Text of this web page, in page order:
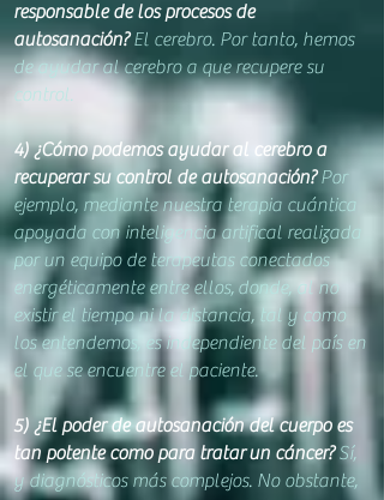
responsable de los procesos de
autosanación? El cerebro. Por tanto, hemos
de ayudar al cerebro a que recupere su
control.
4) ¿Cómo podemos ayudar al cerebro a
recuperar su control de autosanación? Por
ejemplo, mediante nuestra terapia cuántica
apoyada con inteligencia artifical realizada
por un equipo de terapeutas conectados
energéticamente entre ellos,donde, al no
existir el tiempo ni la distancia, tal y como
los entendemos, es independiente del país en
el que se encuentre el paciente.
5) ¿El poder de autosanación del cuerpo es
tan potente como para tratarun cáncer? Sí,
y diagnósticos más complejos. No obstante,